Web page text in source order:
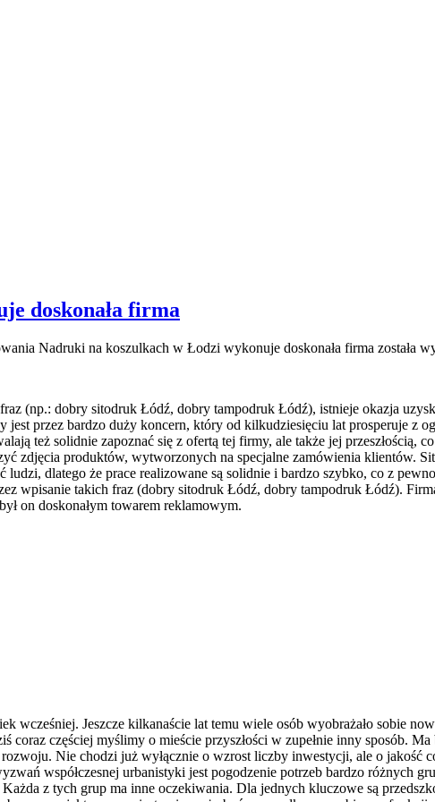
doskonała firma
Nadruki na koszulkach w Łodzi wykonuje doskonała firma została
(np.: dobry sitodruk Łódź, dobry tampodruk Łódź), istnieje okazja
przez bardzo duży koncern, który od kilkudziesięciu lat prosperuje z
też solidnie zapoznać się z ofertą tej firmy, ale także jej przeszłością,
zdjęcia produktów, wytworzonych na specjalne zamówienia klientów.
dlatego że prace realizowane są solidnie i bardzo szybko, co z
wpisanie takich fraz (dobry sitodruk Łódź, dobry tampodruk Łódź).
on doskonałym towarem reklamowym.
wcześniej. Jeszcze kilkanaście lat temu wiele osób wyobrażało sobie
coraz częściej myślimy o mieście przyszłości w zupełnie inny sposób.
Nie chodzi już wyłącznie o wzrost liczby inwestycji, ale o jakość
współczesnej urbanistyki jest pogodzenie potrzeb bardzo różnych
z tych grup ma inne oczekiwania. Dla jednych kluczowe są